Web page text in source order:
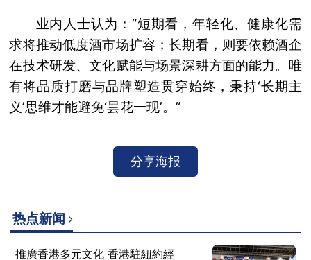
业内人士认为：“短期看，年轻化、健康化需
求将推动低度酒市场扩容；长期看，则要依赖酒企
在技术研发、文化赋能与场景深耕方面的能力。唯
有将品质打磨与品牌塑造贯穿始终，秉持‘长期主
义’思维才能避免‘昙花一现’。”
分享海报
热点新闻
推廣香港多元文化 香港駐紐約經